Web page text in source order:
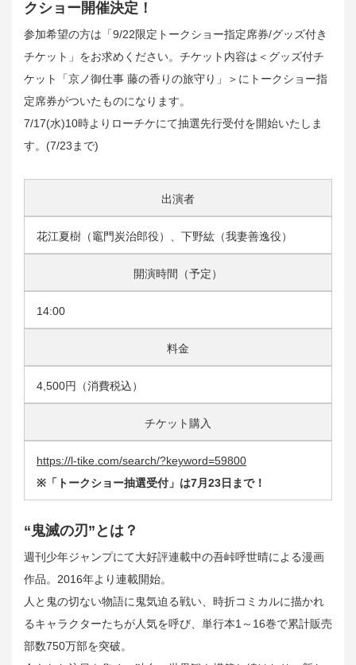
クショー開催決定！
参加希望の方は「9/22限定トークショー指定席券/グッズ付き
チケット」をお求めください。チケット内容は＜グッズ付チ
ケット「京ノ御仕事 藤の香りの旅守り」＞にトークショー指
定席券がついたものになります。
7/17(水)10時よりローチケにて抽選先行受付を開始いたしま
す。(7/23まで)
出演者
花江夏樹（竈門炭治郎役）、下野紘（我妻善逸役）
開演時間（予定）
14:00
料金
4,500円（消費税込）
チケット購入
https://l-tike.com/search/?keyword=59800
※「トークショー抽選受付」は7月23日まで！
“鬼滅の刃”とは？
週刊少年ジャンプにて大好評連載中の吾峠呼世晴による漫画
作品。2016年より連載開始。
人と鬼の切ない物語に鬼気迫る戦い、時折コミカルに描かれ
るキャラクターたちが人気を呼び、単行本1～16巻で累計販売
部数750万部を突破。